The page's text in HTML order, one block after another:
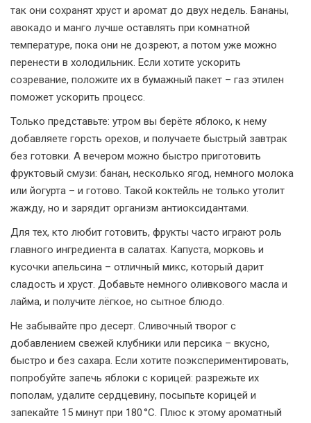
так они сохранят хруст и аромат до двух недель. Бананы,
авокадо и манго лучше оставлять при комнатной
температуре, пока они не дозреют, а потом уже можно
перенести в холодильник. Если хотите ускорить
созревание, положите их в бумажный пакет – газ этилен
поможет ускорить процесс.
Только представьте: утром вы берёте яблоко, к нему
добавляете горсть орехов, и получаете быстрый завтрак
без готовки. А вечером можно быстро приготовить
фруктовый смузи: банан, несколько ягод, немного молока
или йогурта – и готово. Такой коктейль не только утолит
жажду, но и зарядит организм антиоксидантами.
Для тех, кто любит готовить, фрукты часто играют роль
главного ингредиента в салатах. Капуста, морковь и
кусочки апельсина – отличный микс, который дарит
сладость и хруст. Добавьте немного оливкового масла и
лайма, и получите лёгкое, но сытное блюдо.
Не забывайте про десерт. Сливочный творог с
добавлением свежей клубники или персика – вкусно,
быстро и без сахара. Если хотите поэкспериментировать,
попробуйте запечь яблоки с корицей: разрежьте их
пополам, удалите сердцевину, посыпьте корицей и
запекайте 15 минут при 180 °C. Плюс к этому ароматный